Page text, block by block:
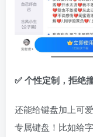
✅ 个性定制，拒绝
还能给键盘加上可
专属键盘！比如给